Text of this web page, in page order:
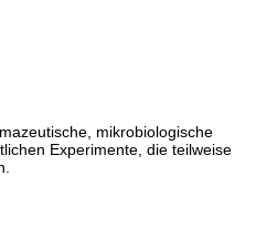
mikrobiologische
Experimente, die teilweise